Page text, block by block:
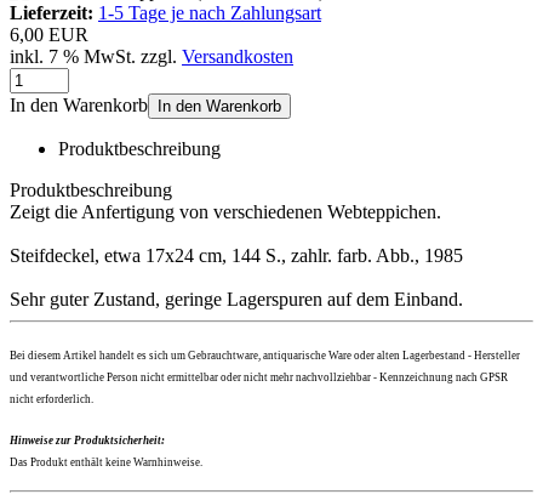
Lieferzeit: 1-5 Tage je nach Zahlungsart
6,00 EUR
inkl. 7 % MwSt. zzgl. Versandkosten
In den Warenkorb In den Warenkorb
Produktbeschreibung
Produktbeschreibung
Zeigt die Anfertigung von verschiedenen Webteppichen.
Steifdeckel, etwa 17x24 cm, 144 S., zahlr. farb. Abb., 1985
Sehr guter Zustand, geringe Lagerspuren auf dem Einband.
Bei diesem Artikel handelt es sich um Gebrauchtware, antiquarische Ware oder alten Lagerbestand - Hersteller
und verantwortliche Person nicht ermittelbar oder nicht mehr nachvollziehbar - Kennzeichnung nach GPSR
nicht erforderlich.
Hinweise zur Produktsicherheit:
Das Produkt enthält keine Warnhinweise.